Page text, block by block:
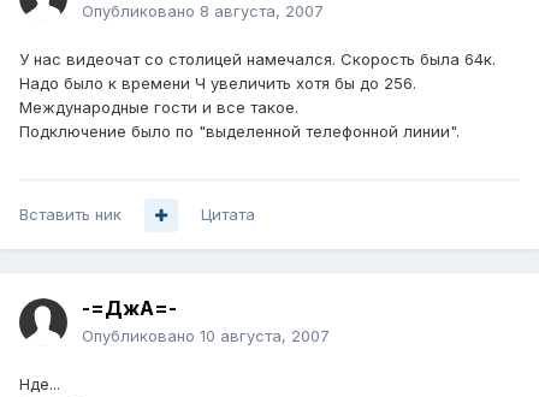
Опубликовано 8 августа, 2007
У нас видеочат со столицей намечался. Скорость была 64к.
Надо было к времени Ч увеличить хотя бы до 256.
Международные гости и все такое.
Подключение было по "выделенной телефонной линии".
Вставить ник Цитата
-=ДжА=-
Опубликовано 10 августа, 2007
Нде...